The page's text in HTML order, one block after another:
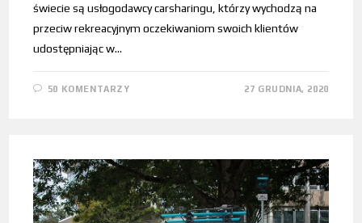
świecie są usłogodawcy carsharingu, którzy wychodzą na
przeciw rekreacyjnym oczekiwaniom swoich klientów
udostępniając w…
50 KOMENTARZY 27 GRUDNIA, 2020